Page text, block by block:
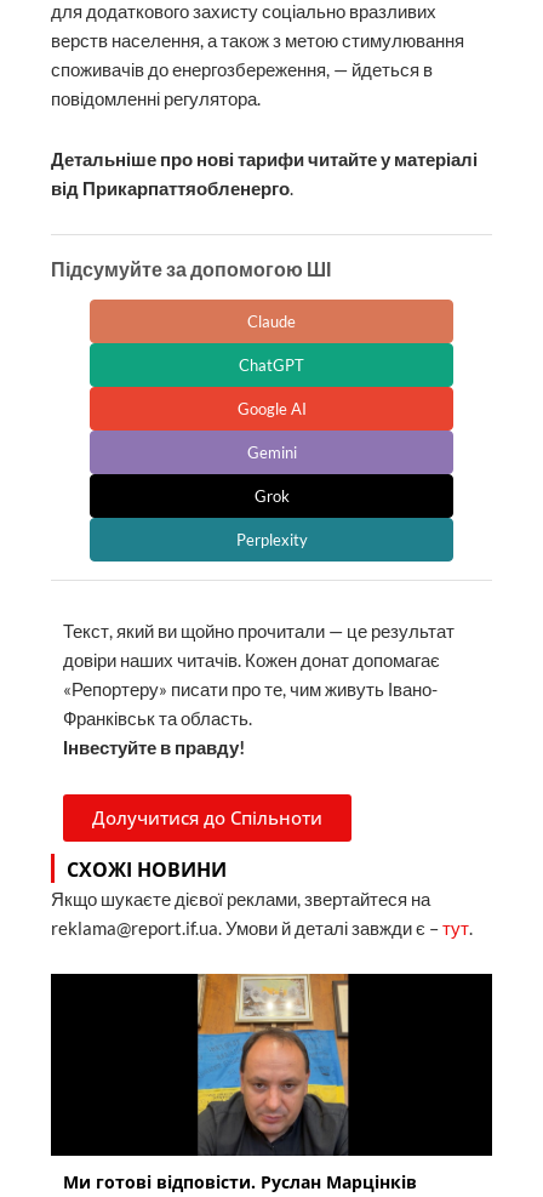
для додаткового захисту соціально вразливих
верств населення, а також з метою стимулювання
споживачів до енергозбереження, — йдеться в
повідомленні регулятора.
Детальніше про нові тарифи читайте у матеріалі
від Прикарпаттяобленерго.
Підсумуйте за допомогою ШІ
Claude
ChatGPT
Google AI
Gemini
Grok
Perplexity
Текст, який ви щойно прочитали — це результат
довіри наших читачів. Кожен донат допомагає
«Репортеру» писати про те, чим живуть Івано-
Франківськ та область.
Інвестуйте в правду!
Долучитися до Спільноти
СХОЖІ НОВИНИ
Якщо шукаєте дієвої реклами, звертайтеся на
reklama@report.if.ua. Умови й деталі завжди є –тут.
Ми готові відповісти. Руслан Марцінків